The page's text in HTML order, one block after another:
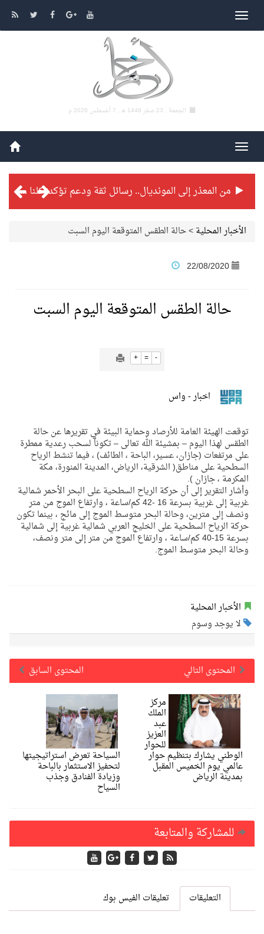
الجمعة , 23 صفر 1448 هـ , 7 أغسطس 2026 م
من المعذر إلى المونديال.. رسائل ثقة ودعم تؤكد: كلنا مع الأخضر
سيل الخير يروي ملاعب الكوكب
كأس العالم للرياضات الإلكترونية شاهد على ريادة المملكة والنهضة الشاملة فيها
كأس العالم للرياضات الإلكترونية: فريق Karmine Corp الفرنسي بطلًا لبطولة Rocket League
الأخبار المحلية>حالة الطقس المتوقعة اليوم السبت
22/08/2020
حالة الطقس المتوقعة اليوم السبت
+ = -
اخبار - واس
توقعت الهيئة العامة للأرصاد وحماية البيئة في تقريرها عن حالة
الطقس لهذا اليوم – بمشيئة الله تعالى – تكوناً لسحب رعدية ممطرة
على مرتفعات (جازان، عسير، الباحة ، الطائف) ، فيما تنشط الرياح
السطحية على مناطق( الشرقية، الرياض، المدينة المنورة، مكة
المكرمة ، جازان ).
وأشار التقرير إلى أن حركة الرياح السطحية على البحر الأحمر شمالية
غربية إلى غربية بسرعة 16 -42 كم/ساعة ، وارتفاع الموج من متر
ونصف إلى مترين، وحالة البحر متوسط الموج إلى مائج ، بينما تكون
حركة الرياح السطحية على الخليج العربي شمالية غربية إلى شمالية
بسرعة 15-40 كم/ساعة ، وارتفاع الموج من متر إلى متر ونصف،
وحالة البحر متوسط الموج.
الأخبار المحلية
لا يوجد وسوم
المحتوى السابق المحتوى التالي
السياحة تعرض استراتيجيتها
لتحفيز الاستثمار بالباحة
وزيادة الفنادق وجذب
السياح
مركز
الملك
عبد
العزيز
للحوار
الوطني يشارك بتنظيم حوار
عالمي يوم الخميس المقبل
بمدينة الرياض
للمشاركة والمتابعة
التعليقات تعليقات الفيس بوك